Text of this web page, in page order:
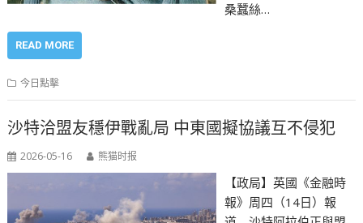
桑蠶絲…
READ MORE
今日點擊
沙特洽盟友穩伊戰亂局 中東國擬協議互不侵犯
2026-05-16 熊猫时报
【政局】英國《金融時
報》周四（14日）報